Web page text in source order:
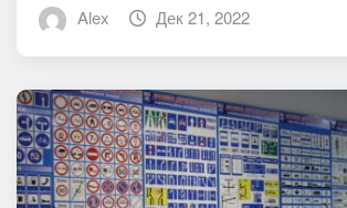
Alex Дек 21, 2022